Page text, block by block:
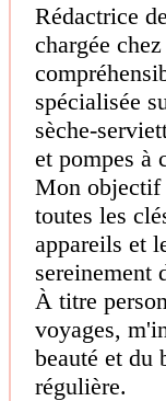
Rédactrice
chargée
spécialisée
sèche-
et pompes à
Mon objectif
toutes les
appareils et
sereinement
À titre
voyages,
beauté et du
régulière.